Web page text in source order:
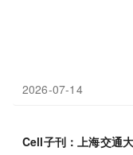
2026-07-14
Cell子刊：上海交通